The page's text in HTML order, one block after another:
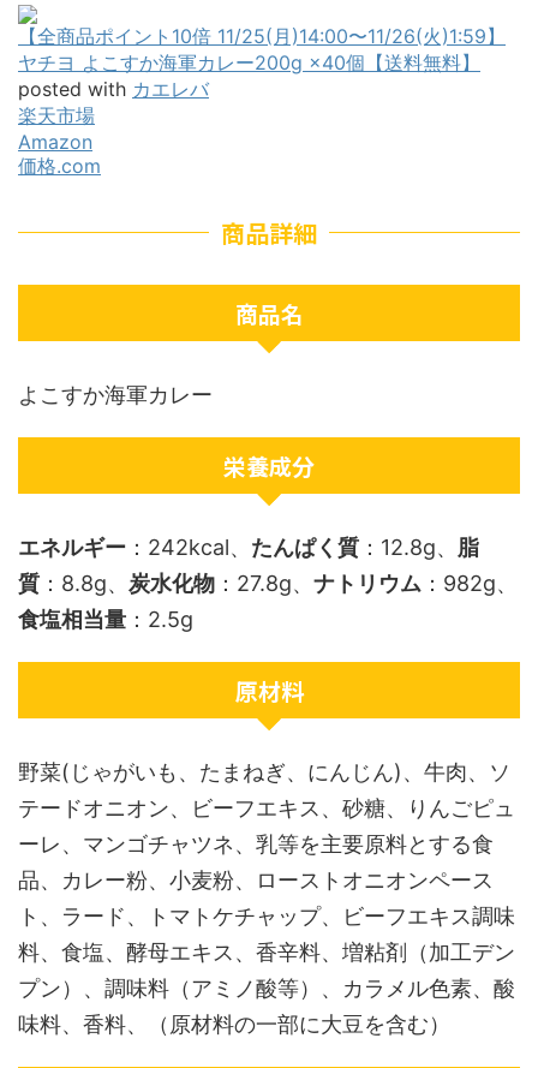
【全商品ポイント10倍 11/25(月)14:00〜11/26(火)1:59】
ヤチヨ よこすか海軍カレー200g ×40個【送料無料】
posted with カエレバ
楽天市場
Amazon
価格.com
商品詳細
商品名
よこすか海軍カレー
栄養成分
エネルギー ：242kcal、 たんぱく質 ：12.8g、 脂
質 ：8.8g、 炭水化物 ：27.8g、 ナトリウム ：982g、
食塩相当量 ：2.5g
原材料
野菜(じゃがいも、たまねぎ、にんじん)、牛肉、ソ
テードオニオン、ビーフエキス、砂糖、りんごピュ
ーレ、マンゴチャツネ、乳等を主要原料とする食
品、カレー粉、小麦粉、ローストオニオンペース
ト、ラード、トマトケチャップ、ビーフエキス調味
料、食塩、酵母エキス、香辛料、増粘剤（加工デン
プン）、調味料（アミノ酸等）、カラメル色素、酸
味料、香料、（原材料の一部に大豆を含む）